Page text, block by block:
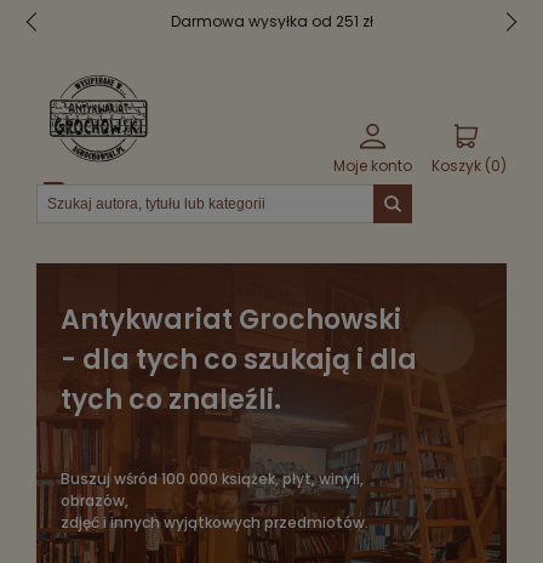
wysyłka od 251 zł Bezpieczne
Moje konto Koszyk (0)
Menu
Antykwariat Grochowski
- dla tych co szukają i dla
tych co znaleźli.
Buszuj wśród 100 000 książek, płyt, winyli,
obrazów,
zdjęć i innych wyjątkowych przedmiotów.